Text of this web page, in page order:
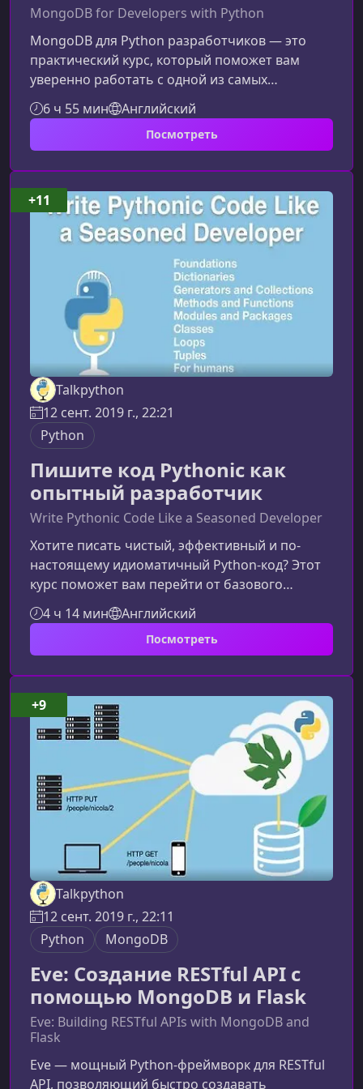
MongoDB for Developers with Python
MongoDB для Python разработчиков — это
практический курс, который поможет вам
уверенно работать с одной из самых
популярных NoSQL‑баз данных, создавать
высокопроизводительные приложения и
понимать, как эффективно использовать
описание курсаКурс предлагает не просто
обзор MongoDB, а глубокое погружение в
экосистему, включая работу с нативной
оболочкой, использование PyMongo и
интеграцию с mongoengine — ODM для
6 ч 55 мин Английский
Посмотреть
Talkpython
12 сент. 2019 г., 22:21
Python
Пишите код Pythonic как
опытный разработчик
Write Pythonic Code Like a Seasoned Developer
Хотите писать чистый, эффективный и по-
настоящему идиоматичный Python‑код? Этот
курс поможет вам перейти от базового
владения языком к профессиональному
уровню, показывая, как превращать
Не‑Pythonic решения в элегантные, понятные
этом курсеКурс основан на практических
примерах и демонстрирует более 50 реальных
приёмов, которые используют опытные
Python‑разработчики. Каждый пример сначала
4 ч 14 мин Английский
Посмотреть
+11
Talkpython
12 сент. 2019 г., 22:11
Python
MongoDB
Eve: Создание RESTful API с
помощью MongoDB и Flask
Eve: Building RESTful APIs with MongoDB and
Flask
Eve — мощный Python‑фреймворк для RESTful
API, позволяющий быстро создавать
+9